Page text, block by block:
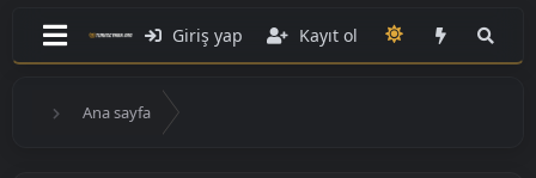
Giriş yap Kayıt ol
Ana sayfa